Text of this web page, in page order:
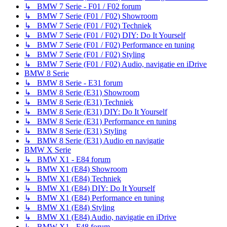
↳ BMW 7 Serie - F01 / F02 forum
↳ BMW 7 Serie (F01 / F02) Showroom
↳ BMW 7 Serie (F01 / F02) Techniek
↳ BMW 7 Serie (F01 / F02) DIY: Do It Yourself
↳ BMW 7 Serie (F01 / F02) Performance en tuning
↳ BMW 7 Serie (F01 / F02) Styling
↳ BMW 7 Serie (F01 / F02) Audio, navigatie en iDrive
BMW 8 Serie
↳ BMW 8 Serie - E31 forum
↳ BMW 8 Serie (E31) Showroom
↳ BMW 8 Serie (E31) Techniek
↳ BMW 8 Serie (E31) DIY: Do It Yourself
↳ BMW 8 Serie (E31) Performance en tuning
↳ BMW 8 Serie (E31) Styling
↳ BMW 8 Serie (E31) Audio en navigatie
BMW X Serie
↳ BMW X1 - E84 forum
↳ BMW X1 (E84) Showroom
↳ BMW X1 (E84) Techniek
↳ BMW X1 (E84) DIY: Do It Yourself
↳ BMW X1 (E84) Performance en tuning
↳ BMW X1 (E84) Styling
↳ BMW X1 (E84) Audio, navigatie en iDrive